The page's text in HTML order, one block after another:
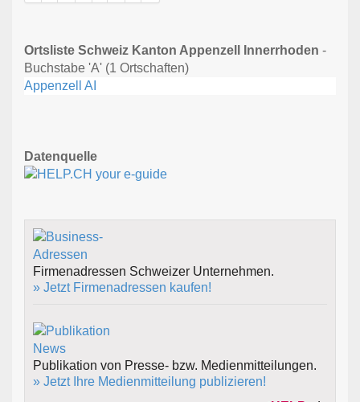
Ortsliste Schweiz Kanton Appenzell Innerrhoden -
Buchstabe 'A' (1 Ortschaften)
Appenzell AI
Datenquelle
Firmenadressen Schweizer Unternehmen.
» Jetzt Firmenadressen kaufen!
Publikation von Presse- bzw. Medienmitteilungen.
» Jetzt Ihre Medienmitteilung publizieren!